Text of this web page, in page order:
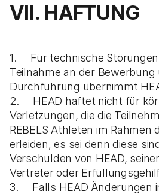
VII. HAFTUNG
1. Für technische Störungen
Teilnahme an der Bewerbung
Durchführung übernimmt
2. HEAD haftet nicht für
Verletzungen, die die
REBELS Athleten im Rahmen
erleiden, es sei denn diese
Verschulden von HEAD,
Vertreter oder
3. Falls HEAD Änderungen